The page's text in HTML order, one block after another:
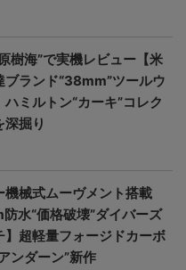
樹海”で実機レビュー【米
ブランド“38mm”ツールウ
ハミルトン“カーキ”コレク
深掘り
機械式ムーヴメント搭載
防水“価格破壊”ダイバーズ
】超軽量フォージドカーボ
ンダーン”新作